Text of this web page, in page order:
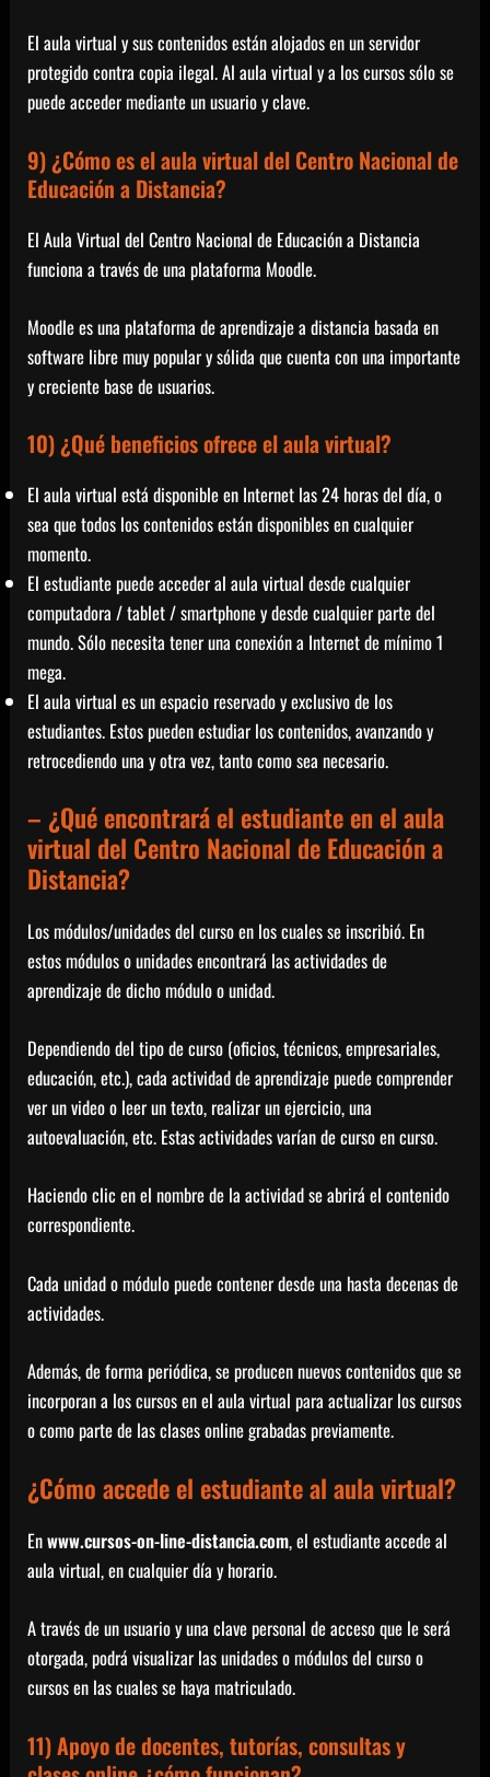
El aula virtual y sus contenidos están alojados en un servidor
protegido contra copia ilegal. Al aula virtual y a los cursos sólo se
puede acceder mediante un usuario y clave.
9) ¿Cómo es el aula virtual del Centro Nacional de
Educación a Distancia?
El Aula Virtual del Centro Nacional de Educación a Distancia
funciona a través de una plataforma Moodle.
Moodle es una plataforma de aprendizaje a distancia basada en
software libre muy popular y sólida que cuenta con una importante
y creciente base de usuarios.
10) ¿Qué beneficios ofrece el aula virtual?
El aula virtual está disponible en Internet las 24 horas del día, o
sea que todos los contenidos están disponibles en cualquier
momento.
El estudiante puede acceder al aula virtual desde cualquier
computadora / tablet / smartphone y desde cualquier parte del
mundo. Sólo necesita tener una conexión a Internet de mínimo 1
mega.
El aula virtual es un espacio reservado y exclusivo de los
estudiantes. Estos pueden estudiar los contenidos, avanzando y
retrocediendo una y otra vez, tanto como sea necesario.
– ¿Qué encontrará el estudiante en el aula
virtual del Centro Nacional de Educación a
Distancia?
Los módulos/unidades del curso en los cuales se inscribió. En
estos módulos o unidades encontrará las actividades de
aprendizaje de dicho módulo o unidad.
Dependiendo del tipo de curso (oficios, técnicos, empresariales,
educación, etc.), cada actividad de aprendizaje puede comprender
ver un video o leer un texto, realizar un ejercicio, una
autoevaluación, etc. Estas actividades varían de curso en curso.
Haciendo clic en el nombre de la actividad se abrirá el contenido
correspondiente.
Cada unidad o módulo puede contener desde una hasta decenas de
actividades.
Además, de forma periódica, se producen nuevos contenidos que se
incorporan a los cursos en el aula virtual para actualizar los cursos
o como parte de las clases online grabadas previamente.
¿Cómo accede el estudiante al aula virtual?
Enwww.cursos-on-line-distancia.com, el estudiante accede al
aula virtual, en cualquier día y horario.
A través de un usuario y una clave personal de acceso que le será
otorgada, podrá visualizar las unidades o módulos del curso o
cursos en las cuales se haya matriculado.
11) Apoyo de docentes, tutorías, consultas y